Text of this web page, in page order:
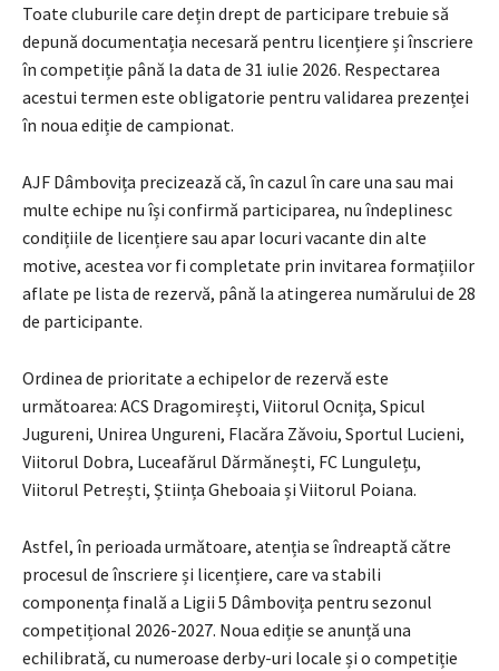
Toate cluburile care dețin drept de participare trebuie să
depună documentația necesară pentru licențiere și înscriere
în competiție până la data de 31 iulie 2026. Respectarea
acestui termen este obligatorie pentru validarea prezenței
în noua ediție de campionat.
AJF Dâmbovița precizează că, în cazul în care una sau mai
multe echipe nu își confirmă participarea, nu îndeplinesc
condițiile de licențiere sau apar locuri vacante din alte
motive, acestea vor fi completate prin invitarea formațiilor
aflate pe lista de rezervă, până la atingerea numărului de 28
de participante.
Ordinea de prioritate a echipelor de rezervă este
următoarea: ACS Dragomirești, Viitorul Ocnița, Spicul
Jugureni, Unirea Ungureni, Flacăra Zăvoiu, Sportul Lucieni,
Viitorul Dobra, Luceafărul Dărmănești, FC Lungulețu,
Viitorul Petrești, Știința Gheboaia și Viitorul Poiana.
Astfel, în perioada următoare, atenția se îndreaptă către
procesul de înscriere și licențiere, care va stabili
componența finală a Ligii 5 Dâmbovița pentru sezonul
competițional 2026-2027. Noua ediție se anunță una
echilibrată, cu numeroase derby-uri locale și o competiție